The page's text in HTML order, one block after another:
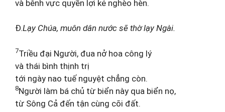
và bênh vực quyền lợi kẻ nghèo hèn.
Đ.Lạy Chúa, muôn dân nước sẽ thờ lạy Ngài.
7Triều đại Người, đua nở hoa công lý
và thái bình thịnh trị
tới ngày nao tuế nguyệt chẳng còn.
8Người làm bá chủ từ biển này qua biển nọ,
từ Sông Cả đến tận cùng cõi đất.